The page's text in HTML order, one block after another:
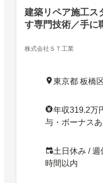
建築リペア施工ス
す専門技術／手に
株式会社ＳＴ工業
東京都 板橋
年収319.2万
与・ボーナスあ
土日休み /
時間以内